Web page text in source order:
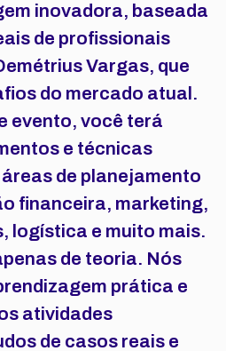
inovadora, baseada
de profissionais
Vargas, que
do mercado atual.
evento, você terá
e técnicas
de planejamento
financeira, marketing,
logística e muito mais.
de teoria. Nós
prática e
atividades
de casos reais e